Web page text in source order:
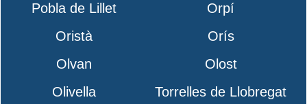
Pobla de Lillet
Orpí
Oristà
Orís
Olvan
Olost
Olivella
Torrelles de Llobregat